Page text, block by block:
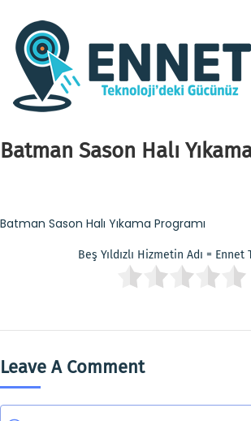
Batman Sason Halı
Batman Sason Halı Yıkama Programı
Beş Yıldızlı Hizmetin Adı = Ennet
Leave A Comment